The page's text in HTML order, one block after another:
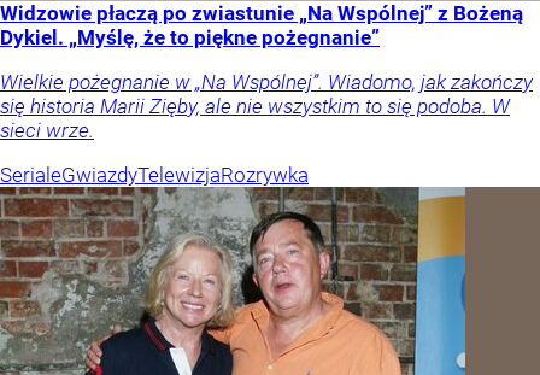
Widzowie płaczą po zwiastunie „Na Wspólnej” z Bożeną
Dykiel. „Myślę, że to piękne pożegnanie”
Wielkie pożegnanie w „Na Wspólnej”. Wiadomo, jak zakończy
się historia Marii Zięby, ale nie wszystkim to się podoba. W
sieci wrze.
SerialeGwiazdyTelewizjaRozrywka